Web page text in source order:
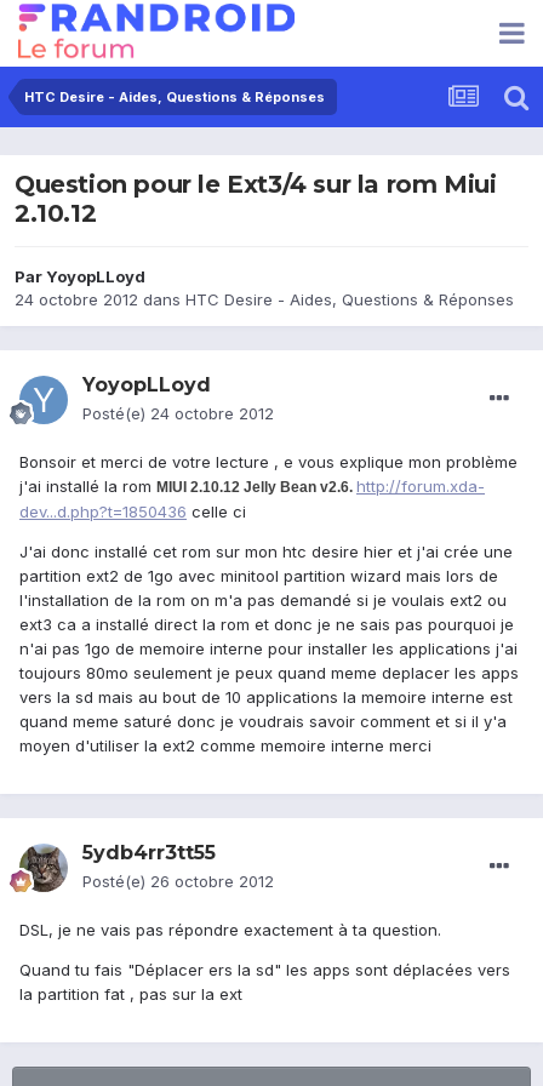
HTC Desire - Aides, Questions & Réponses
Question pour le Ext3/4 sur la rom Miui
2.10.12
ParYoyopLLoyd
24 octobre 2012 dans HTC Desire - Aides, Questions & Réponses
YoyopLLoyd
Posté(e) 24 octobre 2012
Bonsoir et merci de votre lecture , e vous explique mon problème
j'ai installé la rom MIUI 2.10.12 Jelly Bean v2.6. http://forum.xda-
dev...d.php?t=1850436 celle ci
J'ai donc installé cet rom sur mon htc desire hier et j'ai crée une
partition ext2 de 1go avec minitool partition wizard mais lors de
l'installation de la rom on m'a pas demandé si je voulais ext2 ou
ext3 ca a installé direct la rom et donc je ne sais pas pourquoi je
n'ai pas 1go de memoire interne pour installer les applications j'ai
toujours 80mo seulement je peux quand meme deplacer les apps
vers la sd mais au bout de 10 applications la memoire interne est
quand meme saturé donc je voudrais savoir comment et si il y'a
moyen d'utiliser la ext2 comme memoire interne merci
5ydb4rr3tt55
Posté(e) 26 octobre 2012
DSL, je ne vais pas répondre exactement à ta question.
Quand tu fais "Déplacer ers la sd" les apps sont déplacées vers
la partition fat , pas sur la ext